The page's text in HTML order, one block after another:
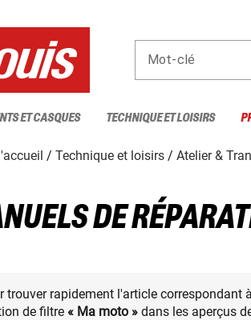
Mot-clé
ET CASQUES TECHNIQUE ET LOISIRS
Technique et loisirs Atelier &
DE
trouver rapidement l'article
de filtre « Ma moto » dans les aperçus